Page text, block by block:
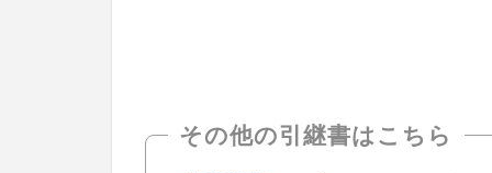
その他の引継書はこちら